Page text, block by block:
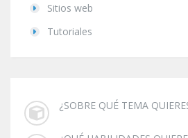
Sitios web
Tutoriales
¿SOBRE QUÉ TEMA